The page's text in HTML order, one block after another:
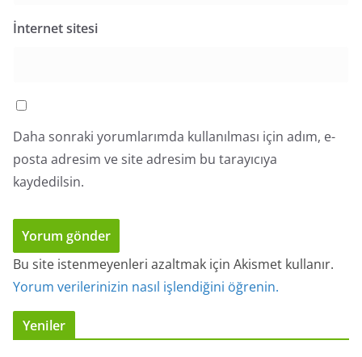
İnternet sitesi
Daha sonraki yorumlarımda kullanılması için adım, e-
posta adresim ve site adresim bu tarayıcıya
kaydedilsin.
Bu site istenmeyenleri azaltmak için Akismet kullanır.
Yorum verilerinizin nasıl işlendiğini öğrenin.
Yeniler